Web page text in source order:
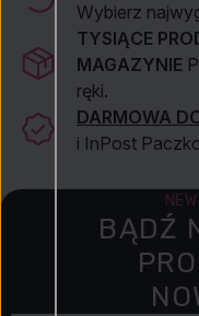
Wybierz
TYSIĄCE
MAGAZYNIE
ręki.
DARMOWA
i InPost
BĄDŹ